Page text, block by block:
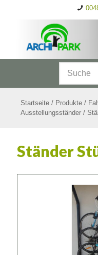
Startseite / Produkte /
Ausstellungsständer /
Ständer